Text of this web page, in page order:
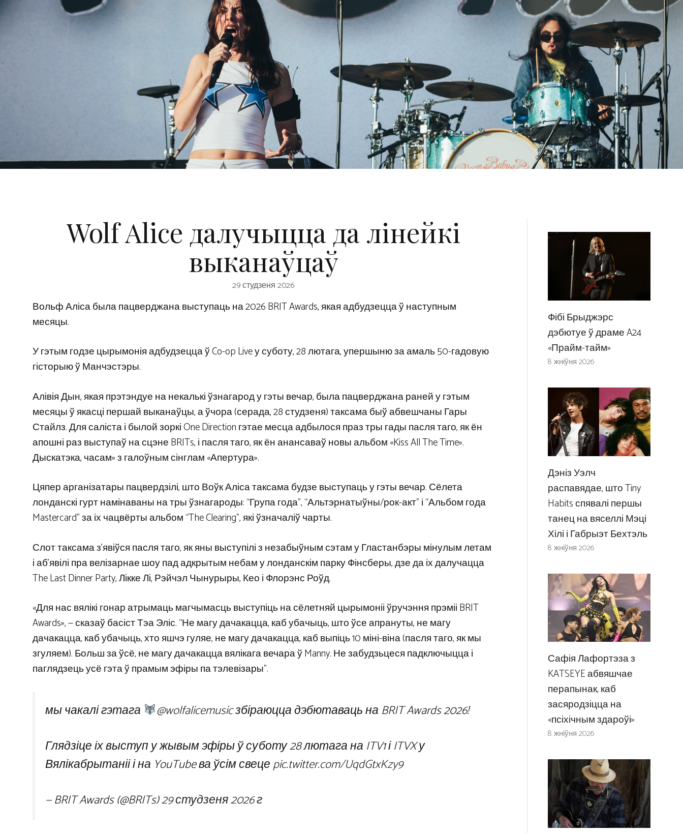
Wolf Alice далучыцца да лінейкі
выканаўцаў
29 студзеня 2026
Вольф Аліса была пацверджана выступаць на 2026 BRIT Awards, якая адбудзецца ў наступным
месяцы.
У гэтым годзе цырымонія адбудзецца ў Co-op Live у суботу, 28 лютага, упершыню за амаль 50-гадовую
гісторыю ў Манчэстэры.
Алівія Дын, якая прэтэндуе на некалькі ўзнагарод у гэты вечар, была пацверджана раней у гэтым
месяцы ў якасці першай выканаўцы, а ўчора (серада, 28 студзеня) таксама быў абвешчаны Гары
Стайлз. Для саліста і былой зоркі One Direction гэтае месца адбылося праз тры гады пасля таго, як ён
апошні раз выступаў на сцэне BRITs, і пасля таго, як ён анансаваў новы альбом «Kiss All The Time».
Дыскатэка, часам» з галоўным сінглам «Апертура».
Цяпер арганізатары пацвердзілі, што Воўк Аліса таксама будзе выступаць у гэты вечар. Сёлета
лонданскі гурт намінаваны на тры ўзнагароды: “Група года”, “Альтэрнатыўны/рок-акт” і “Альбом года
Mastercard” за іх чацвёрты альбом “The Clearing”, які ўзначаліў чарты.
Слот таксама з’явіўся пасля таго, як яны выступілі з незабыўным сэтам у Гластанбэры мінулым летам
і аб’явілі пра велізарнае шоу пад адкрытым небам у лонданскім парку Фінсберы, дзе да іх далучацца
The Last Dinner Party, Лікке Лі, Рэйчэл Чынурыры, Кео і Флорэнс Роўд.
«Для нас вялікі гонар атрымаць магчымасць выступіць на сёлетняй цырымоніі ўручэння прэміі BRIT
Awards», — сказаў басіст Тэа Эліс. “Не магу дачакацца, каб убачыць, што ўсе апрануты, не магу
дачакацца, каб убачыць, хто яшчэ гуляе, не магу дачакацца, каб выпіць 10 міні-віна (пасля таго, як мы
згуляем). Больш за ўсё, не магу дачакацца вялікага вечара ў Manny. Не забудзьцеся падключыцца і
паглядзець усё гэта ў прамым эфіры па тэлевізары”.
мы чакалі гэтага @wolfalicemusicзбіраюцца дэбютаваць на BRIT Awards 2026!
Глядзіце іх выступ у жывым эфіры ў суботу 28 лютага на ITV1 і ITVX у
Вялікабрытаніі і на YouTube ва ўсім свецеpic.twitter.com/UqdGtxKzy9
— BRIT Awards (@BRITs)29 студзеня 2026 г
Фібі Брыджэрс
дэбютуе ў драме A24
«Прайм-тайм»
8 жніўня 2026
Дэніз Уэлч
распавядае, што Tiny
Habits спявалі першы
танец на вяселлі Мэці
Хілі і Габрыэт Бехтэль
8 жніўня 2026
Сафія Лафортэза з
KATSEYE абвяшчае
перапынак, каб
засяродзіцца на
«псіхічным здароўі»
8 жніўня 2026